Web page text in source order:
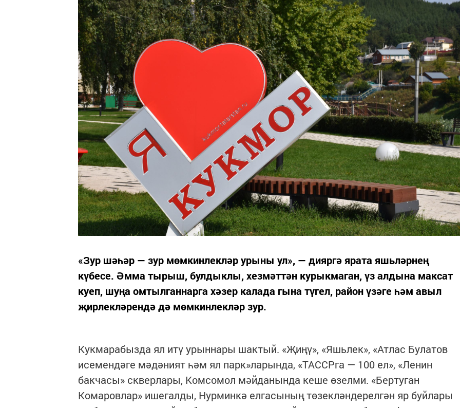
«Зур шәһәр — зур мөмкинлекләр урыны ул», — дияргә ярата яшьләрнең
күбесе. Әмма тырыш, булдыклы, хезмәттән курыкмаган, үз алдына максат
куеп, шуңа омтылганнарга хәзер калада гына түгел, район үзәге һәм авыл
җирлекләрендә дә мөмкинлекләр зур.
Кукмарабызда ял итү урыннары шактый. «Җиңү», «Яшьлек», «Атлас Булатов
исемендәге мәдәният һәм ял парк»ларында, «ТАССРга — 100 ел», «Ленин
бакчасы» скверлары, Комсомол мәйданында кеше өзелми. «Бертуган
Комаровлар» ишегалды, Нурминкә елгасының төзекләндерелгән яр буйлары